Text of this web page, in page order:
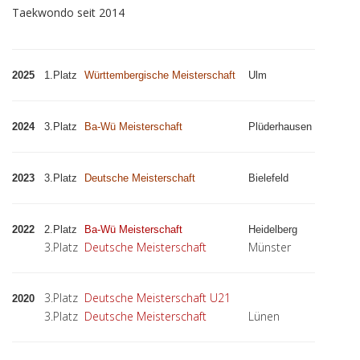
Taekwondo seit 2014
2025 1.Platz Württembergische Meisterschaft Ulm
2024 3.Platz Ba-Wü Meisterschaft Plüderhausen
2023 3.Platz Deutsche Meisterschaft Bielefeld
2022 2.Platz Ba-Wü Meisterschaft Heidelberg
3.Platz Deutsche Meisterschaft Münster
2020 3.Platz Deutsche Meisterschaft U21
3.Platz Deutsche Meisterschaft Lünen